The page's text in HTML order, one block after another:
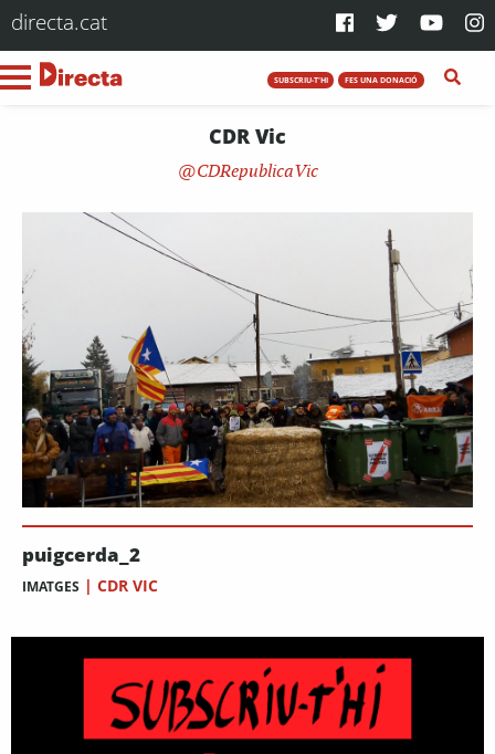
directa.cat
SUBSCRIU-T'HI FES UNA DONACIÓ
CDR Vic
CDRepublicaVic
puigcerda_2
IMATGES | CDR VIC